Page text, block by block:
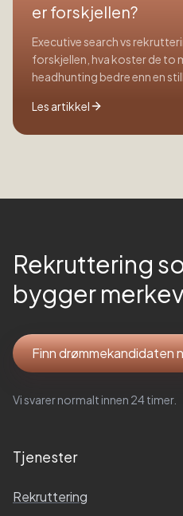
er forskjellen?
Executive search vs
forskjellen, hva koster de to
headhunting bedre enn en
Les artikkel
Rekruttering
bygger
Finn drømmekandidaten
Vi svarer normalt innen 24 timer.
Tjenester
Rekruttering